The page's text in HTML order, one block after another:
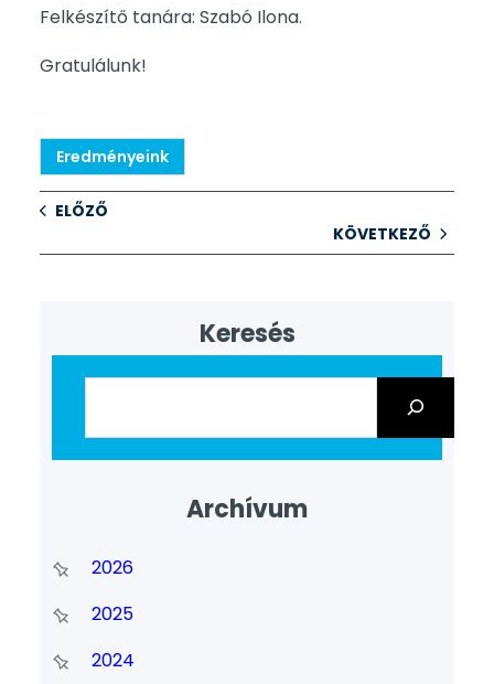
Felkészítő tanára: Szabó Ilona.
Gratulálunk!
Eredményeink
ELŐZŐ
KÖVETKEZŐ
Keresés
Archívum
2026
2025
2024